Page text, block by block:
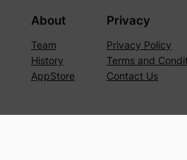
About
Team
History
AppStore
Privacy
Privacy Policy
Terms and
Contact Us